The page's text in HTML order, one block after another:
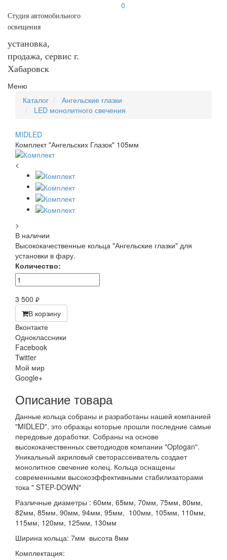
Студия автомобильного
освещения
установка,
продажа, сервис г.
Хабаровск
0
Меню
Каталог
Ангельские глазки
LED монолитного свечения
MIDLED
Комплект "Ангельских Глазок" 105мм
<
>
В наличии
Высококачественные кольца "Ангельские глазки" для
установки в фару.
Количество:
3 500 руб.
В корзину
Вконтакте
Одноклассники
Facebook
Twitter
Мой мир
Google+
Описание товара
Данные кольца собраны и разработаны нашей компанией
"MIDLED", это образцы которые прошли последние самые
передовые доработки. Собраны на основе
высококачественных светодиодов компании "Optogan".
Уникальный акриловый светорассеиватель создает
монолитное свечение колец. Кольца оснащены
современными высокоэффективными стабилизаторами
тока " STEP-DOWN"
Различные диаметры : 60мм, 65мм, 70мм, 75мм, 80мм,
82мм, 85мм, 90мм, 94мм, 95мм, 100мм, 105мм, 110мм,
115мм, 120мм, 125мм, 130мм
Ширина кольца: 7мм высота 8мм
Комплектация: